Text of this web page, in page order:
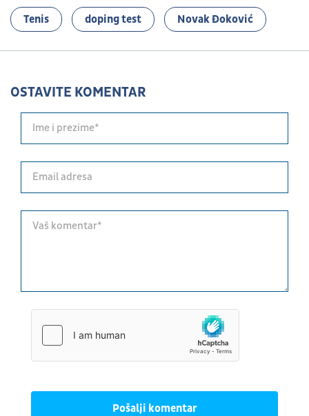
Tenis doping test Novak Đoković
OSTAVITE KOMENTAR
Pošalji komentar